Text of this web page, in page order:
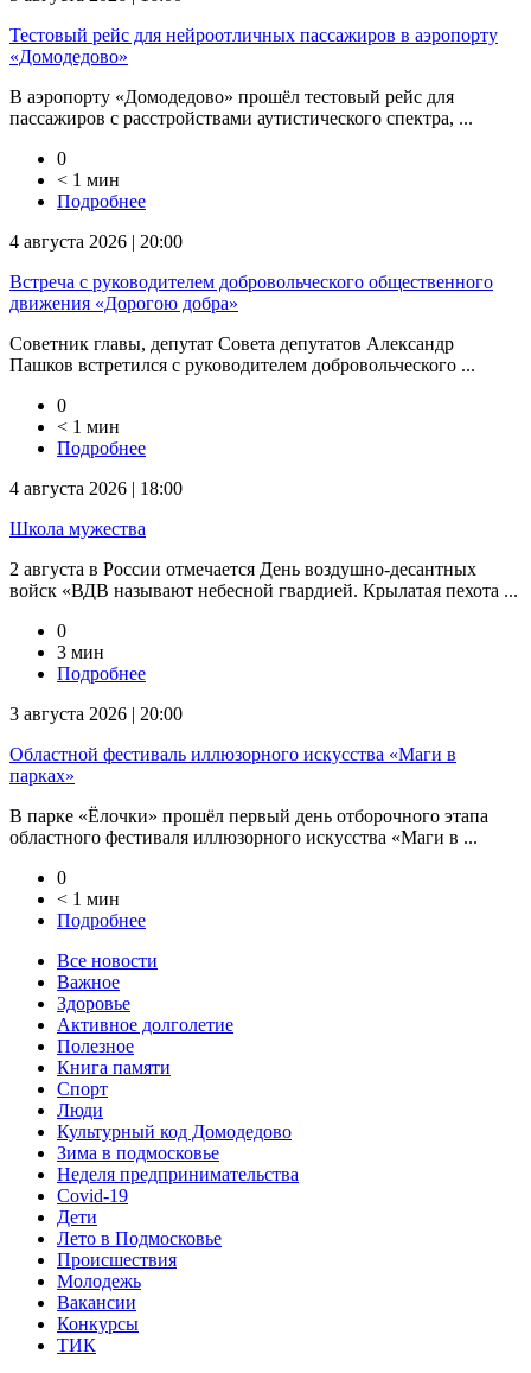
Тестовый рейс для нейроотличных пассажиров в аэропорту
«Домодедово»
В аэропорту «Домодедово» прошёл тестовый рейс для
пассажиров с расстройствами аутистического спектра, ...
0
< 1 мин
Подробнее
4 августа 2026 | 20:00
Встреча с руководителем добровольческого общественного
движения «Дорогою добра»
Советник главы, депутат Совета депутатов Александр
Пашков встретился с руководителем добровольческого ...
0
< 1 мин
Подробнее
4 августа 2026 | 18:00
Школа мужества
2 августа в России отмечается День воздушно-десантных
войск «ВДВ называют небесной гвардией. Крылатая пехота ...
0
3 мин
Подробнее
3 августа 2026 | 20:00
Областной фестиваль иллюзорного искусства «Маги в
парках»
В парке «Ёлочки» прошёл первый день отборочного этапа
областного фестиваля иллюзорного искусства «Маги в ...
0
< 1 мин
Подробнее
Все новости
Важное
Здоровье
Активное долголетие
Полезное
Книга памяти
Спорт
Люди
Культурный код Домодедово
Зима в подмосковье
Неделя предпринимательства
Covid-19
Дети
Лето в Подмосковье
Происшествия
Молодежь
Вакансии
Конкурсы
ТИК